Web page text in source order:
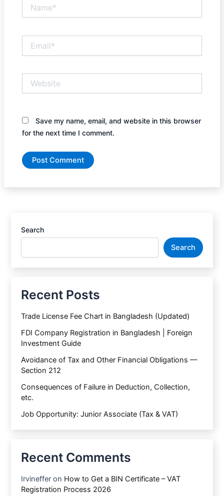
Save my name, email, and website in this browser
for the next time I comment.
Search
Search
Recent Posts
Trade License Fee Chart in Bangladesh (Updated)
FDI Company Registration in Bangladesh | Foreign
Investment Guide
Avoidance of Tax and Other Financial Obligations —
Section 212
Consequences of Failure in Deduction, Collection,
etc.
Job Opportunity: Junior Associate (Tax & VAT)
Recent Comments
Irvineffer on How to Get a BIN Certificate – VAT
Registration Process 2026